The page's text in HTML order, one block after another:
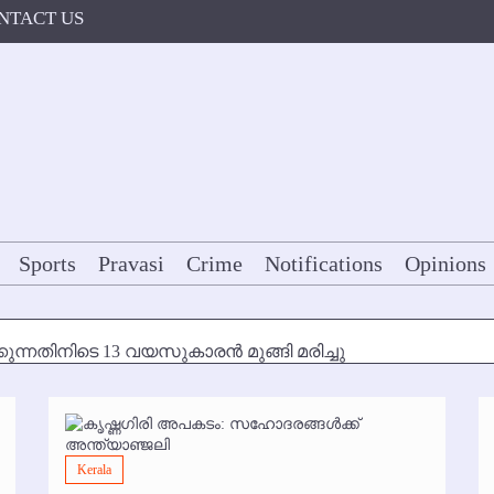
US
Sports Pravasi Crime Notifications Opinions
13 വയസുകാരന്‍ മുങ്ങി മരിച്ചു
മുതല്‍
ഇല്ല
Kerala